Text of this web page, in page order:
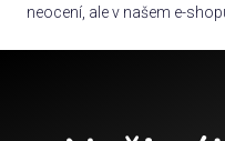
neocení, ale v našem e-